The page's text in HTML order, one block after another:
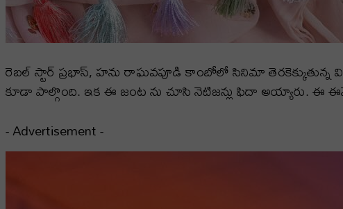
రెబల్ స్టార్ ప్రభాస్, హను రాఘవపూడి కాంబోలో సినిమా
కూడా పాల్గొంది. ఇక ఈ జంట ను చూసి నెటిజన్లు ఫిదా అయ్యారు. ఈ
- Advertisement -